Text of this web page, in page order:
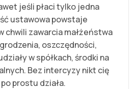
jeśli płaci tylko jedna
ustawowa powstaje
chwili zawarcia małżeństwa
oszczędności,
w spółkach, środki na
Bez intercyzy nikt cię
prostu działa.